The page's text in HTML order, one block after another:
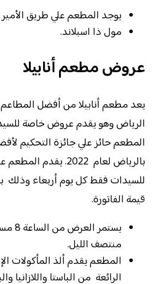
يوجد المطعم علي طريق الأمير
مول ذا اسبلاند.
عروض مطعم أنابيلا
يعد مطعم أنابيلا من أفضل المطاعم
الرياض وهو يقدم عروض خاصة
المطعم حائز علي جائزة التحكيم
بالرياض لعام 2022.
قيمة الفاتورة.
منتصف الليل.
المطعم يقدم ألذ المأكولات
الرائعة من الباستا واللازانيا